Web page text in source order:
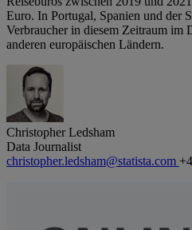
Euro. In Portugal, Spanien und der
Verbraucher in diesem Zeitraum im
anderen europäischen Ländern.
Christopher Ledsham
Data Journalist
christopher.ledsham@statista.com